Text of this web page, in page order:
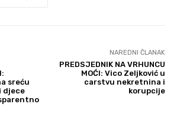
sreću
djece
NAREDNI ČLANAK
PREDSJEDNIK NA VRHUNCU
MOĆI: Vico Zeljković u
carstvu nekretnina i
korupcije